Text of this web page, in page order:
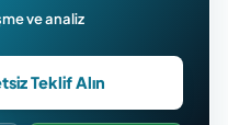
ve analiz
Teklif Alın